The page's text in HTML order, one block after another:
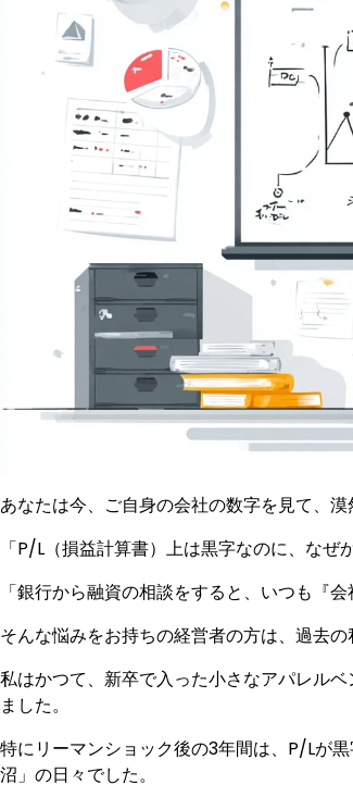
あなたは今、ご自身の会社の数字を見て、
「P/L（損益計算書）上は黒字なのに、なぜ
「銀行から融資の相談をすると、いつも『
そんな悩みをお持ちの経営者の方は、過去の
私はかつて、新卒で入った小さなアパレル
ました。
特にリーマンショック後の3年間は、P/Lが
沼」の日々でした。